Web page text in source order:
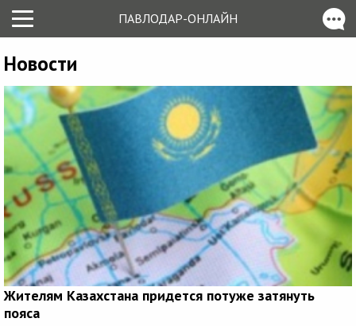
ПАВЛОДАР-ОНЛАЙН
Новости
Жителям Казахстана придется потуже затянуть
пояса